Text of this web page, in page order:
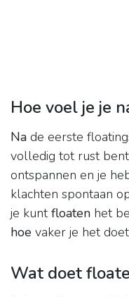
Hoe voel je je
Na de eerste
volledig tot rust
ontspannen en je
klachten spontaan
je kuntfloaten het
hoe vaker je het
Wat doet